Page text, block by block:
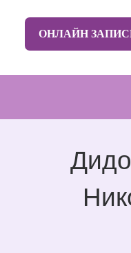
ОНЛАЙН